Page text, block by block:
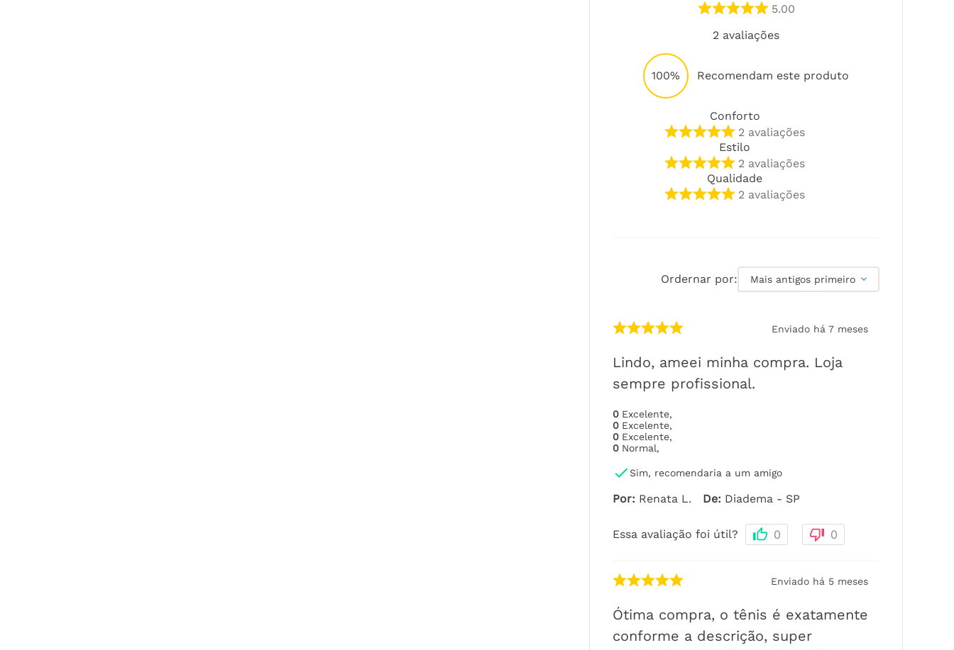
5.00
2 avaliações
100% Recomendam este produto
Conforto
2 avaliações
Estilo
2 avaliações
Qualidade
2 avaliações
Ordernar por: Mais antigos primeiro
Enviado há 7 meses
Lindo, ameei minha compra. Loja
sempre profissional.
0 Excelente,
0 Excelente,
0 Excelente,
0 Normal,
Sim, recomendaria a um amigo
Por: Renata L. De: Diadema - SP
Essa avaliação foi útil? 0 0
Enviado há 5 meses
Ótima compra, o tênis é exatamente
conforme a descrição, super